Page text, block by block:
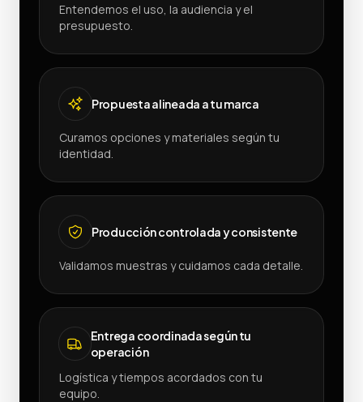
Entendemos el uso, la audiencia y el
presupuesto.
Propuesta alineada a tu marca
Curamos opciones y materiales según tu
identidad.
Producción controlada y consistente
Validamos muestras y cuidamos cada detalle.
Entrega coordinada según tu
operación
Logística y tiempos acordados con tu
equipo.